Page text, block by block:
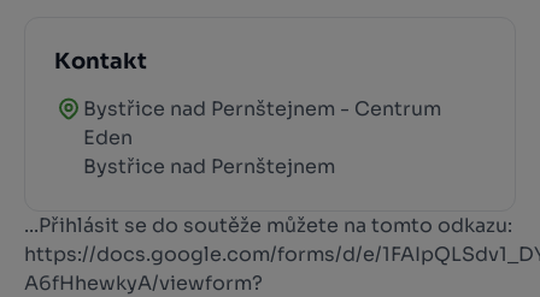
Kontakt
Bystřice nad Pernštejnem - Centrum
Eden
Bystřice nad Pernštejnem
...Přihlásit se do soutěže můžete na tomto odkazu:
https://docs.google.com/forms/d/e/
A6fHhewkyA/viewform?